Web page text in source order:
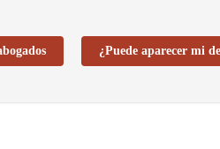
¿Puede aparecer mi